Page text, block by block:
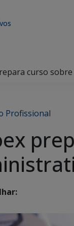
curso
Profissional